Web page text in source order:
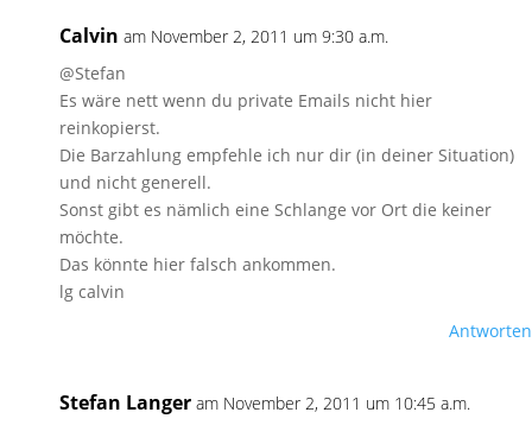
Calvin am November 2, 2011 um 9:30 a.m.
@Stefan
Es wäre nett wenn du private Emails nicht hier
reinkopierst.
Die Barzahlung empfehle ich nur dir (in deiner Situation)
und nicht generell.
Sonst gibt es nämlich eine Schlange vor Ort die keiner
möchte.
Das könnte hier falsch ankommen.
lg calvin
Antworten
Stefan Langer am November 2, 2011 um 10:45 a.m.